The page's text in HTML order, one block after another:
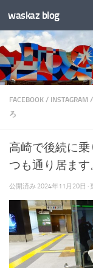
コンテンツへスキッ
waskaz blog
FACEBOOK / INSTAGRAM /
ろ
高崎で後続に
つも通り居ます
公開済み 2024年11月20日 ·